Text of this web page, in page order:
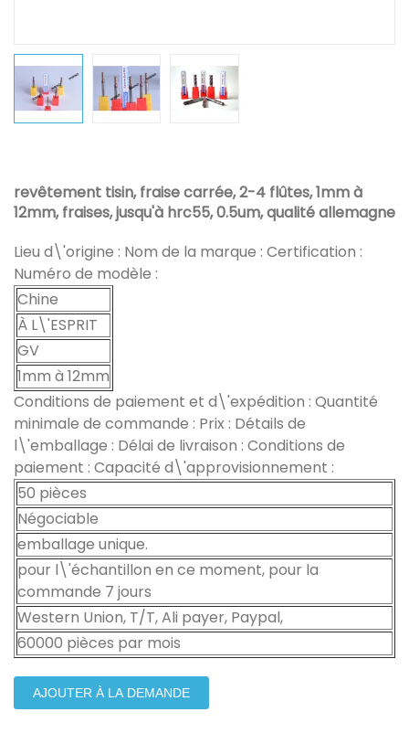
revêtement tisin, fraise carrée, 2-4 flûtes, 1mm à
12mm, fraises, jusqu'à hrc55, 0.5um, qualité allemagne
Lieu d\'origine : Nom de la marque : Certification :
Numéro de modèle :
Chine
À L\'ESPRIT
GV
1mm à 12mm
Conditions de paiement et d\'expédition : Quantité
minimale de commande : Prix : Détails de
l\'emballage : Délai de livraison : Conditions de
paiement : Capacité d\'approvisionnement :
50 pièces
Négociable
emballage unique.
pour l\'échantillon en ce moment, pour la
commande 7 jours
Western Union, T/T, Ali payer, Paypal,
60000 pièces par mois
AJOUTER À LA DEMANDE